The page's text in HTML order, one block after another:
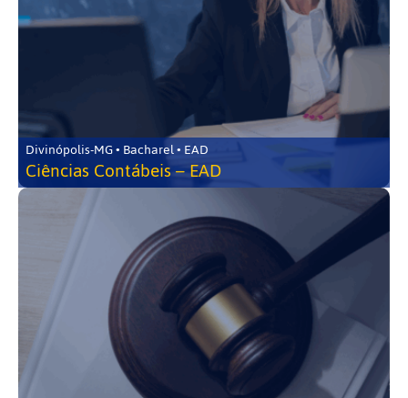
Divinópolis-MG • Bacharel • EAD
Ciências Contábeis – EAD